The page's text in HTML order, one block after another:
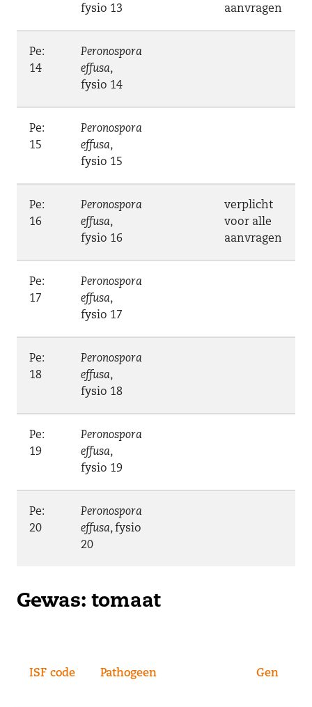
fysio 13
aanvragen
Pe:
14
Peronospora
effusa,
fysio 14
Pe:
15
Peronospora
effusa,
fysio 15
Pe:
16
Peronospora
effusa,
fysio 16
verplicht
voor alle
aanvragen
Pe:
17
Peronospora
effusa,
fysio 17
Pe:
18
Peronospora
effusa,
fysio 18
Pe:
19
Peronospora
effusa,
fysio 19
Pe:
20
Peronospora
effusa, fysio
20
Gewas: tomaat
ISF code Pathogeen Gen